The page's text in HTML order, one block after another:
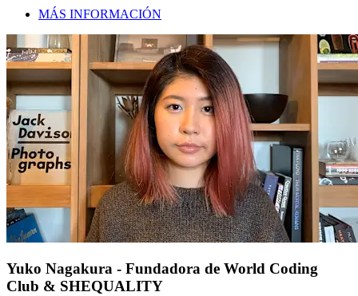
MÁS INFORMACIÓN
Yuko Nagakura - Fundadora de World Coding
Club & SHEQUALITY